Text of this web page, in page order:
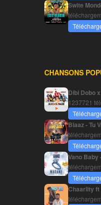
Swite
CHANSONS
Dibi Dobo
1237721
Blaaz - Tu
Vano Baby
Chaarlity ft